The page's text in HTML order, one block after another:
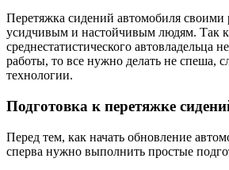
Перетяжка сидений автомобиля
усидчивым и настойчивым людям. Так
среднестатистического автовладельца
работы, то все нужно делать не спеша,
технологии.
Подготовка к перетяжке
Перед тем, как начать обновление
сперва нужно выполнить простые